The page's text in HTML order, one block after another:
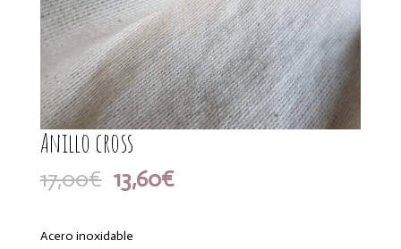
Anillo cross
17,00€ El
precio
era:
13,60€El
Acero inoxidable